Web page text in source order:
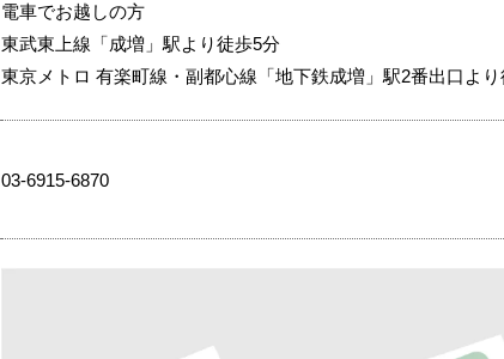
電車でお越しの方
東武東上線「成増」駅より徒歩5分
東京メトロ 有楽町線・副都心線「地下鉄成増」駅2番出口よ
03-6915-6870